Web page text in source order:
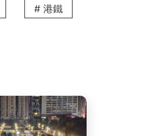
# 港鐵